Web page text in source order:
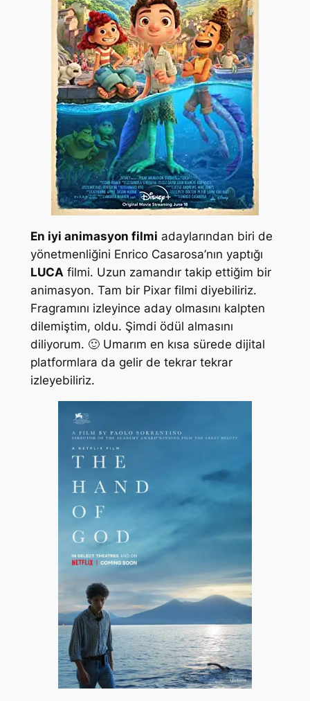
En iyi animasyon filmi adaylarından biri de
yönetmenliğini Enrico Casarosa’nın yaptığı
LUCA filmi. Uzun zamandır takip ettiğim bir
animasyon. Tam bir Pixar filmi diyebiliriz.
Fragramını izleyince aday olmasını kalpten
dilemiştim, oldu. Şimdi ödül almasını
diliyorum. 🙂 Umarım en kısa sürede dijital
platformlara da gelir de tekrar tekrar
izleyebiliriz.